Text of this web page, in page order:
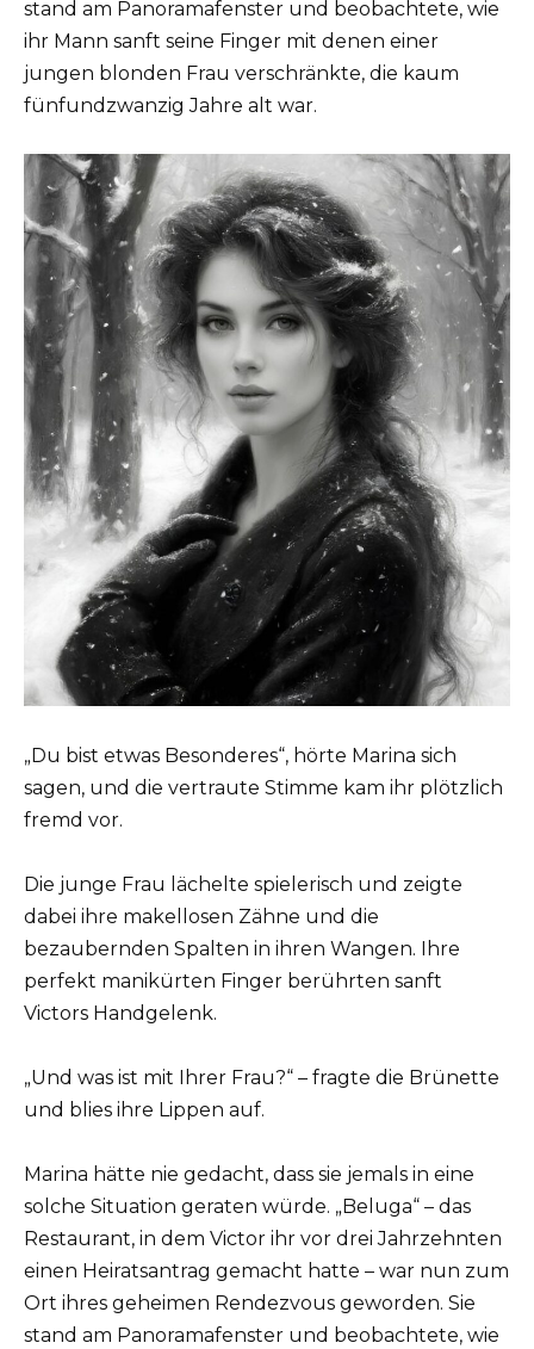
stand am Panoramafenster und beobachtete, wie
ihr Mann sanft seine Finger mit denen einer
jungen blonden Frau verschränkte, die kaum
fünfundzwanzig Jahre alt war.
„Du bist etwas Besonderes“, hörte Marina sich
sagen, und die vertraute Stimme kam ihr plötzlich
fremd vor.
Die junge Frau lächelte spielerisch und zeigte
dabei ihre makellosen Zähne und die
bezaubernden Spalten in ihren Wangen. Ihre
perfekt manikürten Finger berührten sanft
Victors Handgelenk.
„Und was ist mit Ihrer Frau?“ – fragte die Brünette
und blies ihre Lippen auf.
Marina hätte nie gedacht, dass sie jemals in eine
solche Situation geraten würde. „Beluga“ – das
Restaurant, in dem Victor ihr vor drei Jahrzehnten
einen Heiratsantrag gemacht hatte – war nun zum
Ort ihres geheimen Rendezvous geworden. Sie
stand am Panoramafenster und beobachtete, wie